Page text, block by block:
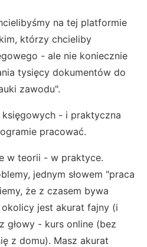
na tej platformie
którzy chcieliby
- ale nie koniecznie
tysięcy dokumentów do
zawodu".
- i praktyczna
pracować.
w teorii - w praktyce.
jednym słowem "praca
że z czasem bywa
jest akurat fajny (i
głowy - kurs online (bez
z domu). Masz akurat